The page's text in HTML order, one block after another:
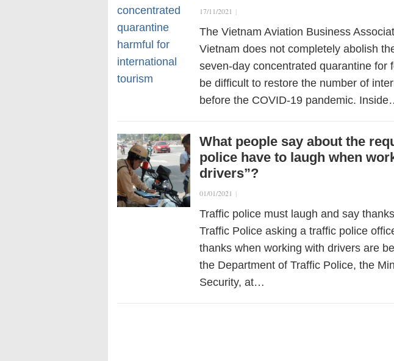
17/11/2021 |
The Vietnam Aviation Business
Vietnam does not completely abolish
seven-day concentrated quarantine for
be difficult to restore the number of
before the COVID-19 pandemic.
What people say about the
police have to laugh when
drivers”?
01/01/2021 |
Traffic police must laugh and say
Traffic Police asking a traffic police
thanks when working with drivers are
the Department of Traffic Police, the
Security, at…